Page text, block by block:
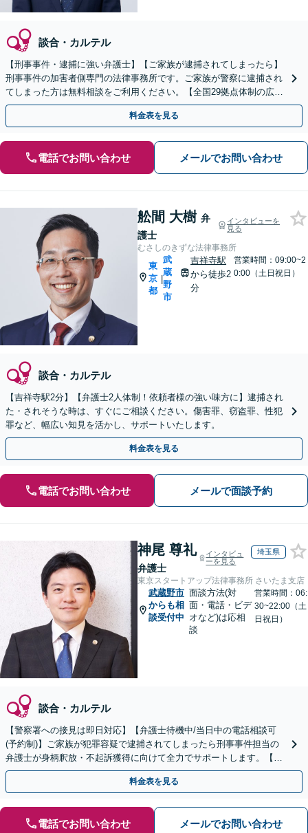
談合・カルテル
【刑事事件・逮捕に強い弁護士】【ご家族が逮捕されてしまったら】
刑事事件の加害者側専門の法律事務所です。ご家族が警察に逮捕され
てしまった方は無料相談をご利用ください。【全国29拠点体制の広域
対応】【弁護士待機中/当日中の電話相談可(予約制)】
料金表を見る
電話でお問い合わせ メールでお問い合わせ
舩間 大樹 弁
護士
インタビューを
見る
むさしのきずな法律事務所
東
京
都
|
武
蔵
野
市
吉祥寺駅
から徒歩2
分
営業時間：09:00~2
0:00（土日祝日）
談合・カルテル
【吉祥寺駅2分】【弁護士2人体制！依頼者様の強い味方に】逮捕され
た・されそうな時は、すぐにご相談ください。傷害罪、窃盗罪、性犯
罪など、幅広い知見を活かし、サポートいたします。
料金表を見る
電話でお問い合わせ メールで面談予約
神尾 尊礼
弁護士
インタビュ
ーを見る
埼玉県
東京スタートアップ法律事務所 さいたま支店
武蔵野市
からも相
談受付中
面談方法(対
面・電話・ビデ
オなど)は応相
談
営業時間：06:
30~22:00（土
日祝日）
談合・カルテル
【警察署への接見は即日対応】【弁護士待機中/当日中の電話相談可
(予約制)】ご家族が犯罪容疑で逮捕されてしまったら刑事事件担当の
弁護士が身柄釈放・不起訴獲得に向けて全力でサポートします。【毎
月100名以上の相談実績】【関東エリア全域対応】
料金表を見る
電話でお問い合わせ メールでお問い合わせ